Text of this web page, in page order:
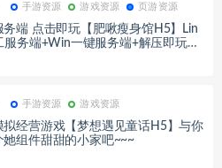
手游资源 游戏资源 页游资源
务端 点击即玩【肥啾瘦身馆H5】Lin
服务端+Win一键服务端+解压即玩
手游资源 游戏资源
拟经营游戏【梦想遇见童话H5】与你
她组件甜甜的小家吧~~~